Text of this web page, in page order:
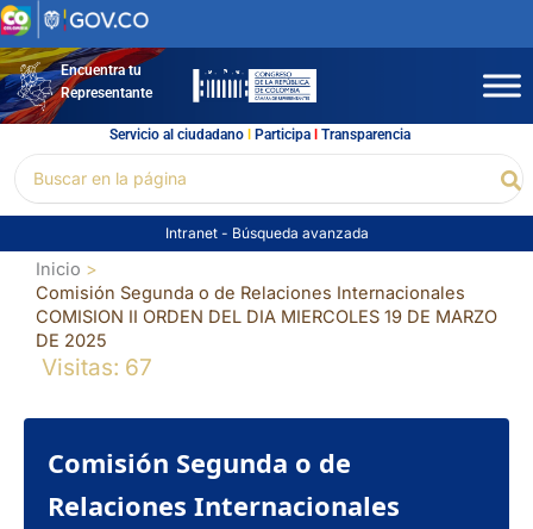
Ir
al
contenidoEncuentra tu
Representante
Servicio al ciudadano l Participal Transparencia
por:
Intranet - Búsqueda avanzada
Inicio
Comisión Segunda o de Relaciones Internacionales
COMISION II ORDEN DEL DIA MIERCOLES 19 DE MARZO
DE 2025
Visitas: 67
Comisión Segunda o de
Relaciones Internacionales